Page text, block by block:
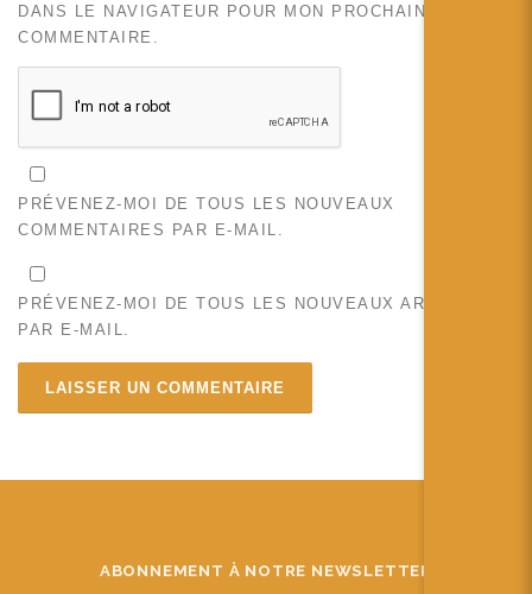
DANS LE NAVIGATEUR POUR MON PROCHAIN
COMMENTAIRE.
PRÉVENEZ-MOI DE TOUS LES NOUVEAUX
COMMENTAIRES PAR E-MAIL.
PRÉVENEZ-MOI DE TOUS LES NOUVEAUX ARTICLES
PAR E-MAIL.
ABONNEMENT À NOTRE NEWSLETTER